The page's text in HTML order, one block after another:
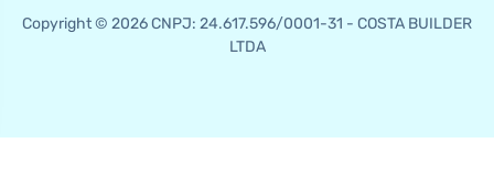
Copyright © 2026 CNPJ: 24.617.596/0001-31 - COSTA BUILDER
LTDA